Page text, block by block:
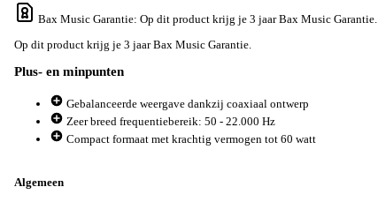
Bax Music Garantie: Op dit product krijg je 3 jaar Bax Music Garantie.
Op dit product krijg je 3 jaar Bax Music Garantie.
Plus- en minpunten
Gebalanceerde weergave dankzij coaxiaal ontwerp
Zeer breed frequentiebereik: 50 - 22.000 Hz
Compact formaat met krachtig vermogen tot 60 watt
Algemeen